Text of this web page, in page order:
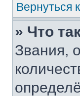
Вернуться
» Что
Звания,